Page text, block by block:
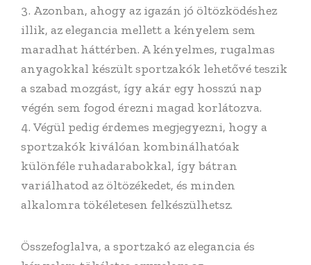
Azonban, ahogy az igazán jó öltözködéshez
illik, az elegancia mellett a kényelem sem
maradhat háttérben. A kényelmes, rugalmas
anyagokkal készült sportzakók lehetővé teszik
a szabad mozgást, így akár egy hosszú nap
végén sem fogod érezni magad korlátozva.
Végül pedig érdemes megjegyezni, hogy a
sportzakók kiválóan kombinálhatóak
különféle ruhadarabokkal, így bátran
variálhatod az öltözékedet, és minden
alkalomra tökéletesen felkészülhetsz.
Összefoglalva, a sportzakó az elegancia és